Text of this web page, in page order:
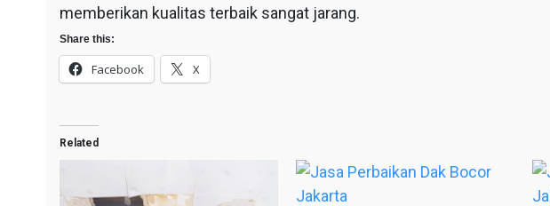
memberikan kualitas terbaik sangat jarang.
Share this:
Facebook X
Related